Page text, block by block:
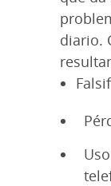
diario.